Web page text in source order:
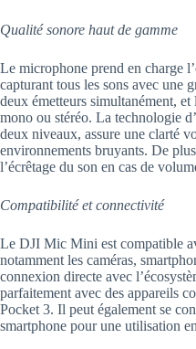
Qualité sonore haut de gamme
Le microphone prend en charge
capturant tous les sons avec une
deux émetteurs simultanément,
mono ou stéréo. La technologie
deux niveaux, assure une clarté
environnements bruyants. De
l’écrêtage du son en cas de
Compatibilité et connectivité
Le DJI Mic Mini est compatible
notamment les caméras,
connexion directe avec
parfaitement avec des appareils
Pocket 3. Il peut également se
smartphone pour une utilisation